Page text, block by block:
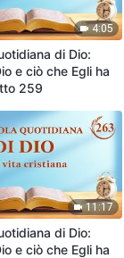
4:05
di Dio:
e ciò che Egli ha
259
11:17
di Dio:
e ciò che Egli ha